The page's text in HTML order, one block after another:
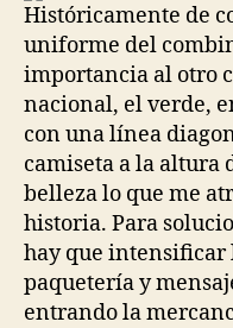
Históricamente de
uniforme del
importancia al otro
nacional, el verde,
con una línea
camiseta a la altura
belleza lo que me
historia. Para
hay que intensificar
paquetería y
entrando la